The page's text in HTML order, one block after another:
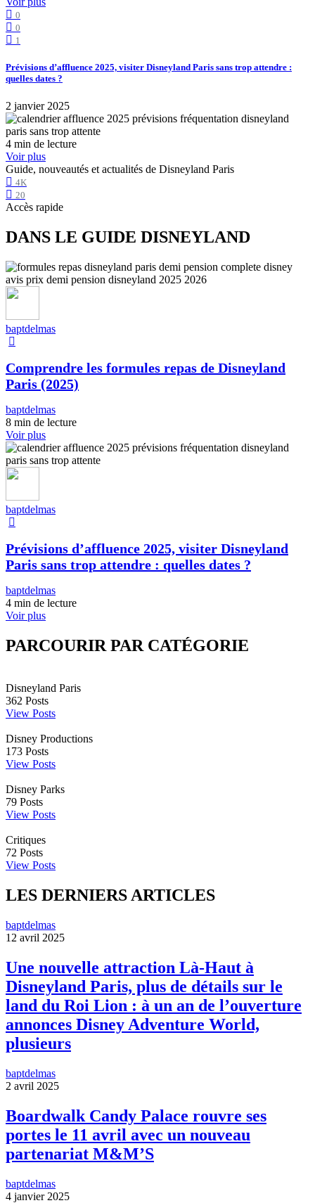
0
0
1
Prévisions d’affluence 2025, visiter Disneyland Paris sans trop attendre :
quelles dates ?
2 janvier 2025
4 min de lecture
Voir plus
Guide, nouveautés et actualités de Disneyland Paris
4K
20
Accès rapide
DANS LE GUIDE DISNEYLAND
baptdelmas
Comprendre les formules repas de Disneyland
Paris (2025)
baptdelmas
8 min de lecture
Voir plus
baptdelmas
Prévisions d’affluence 2025, visiter Disneyland
Paris sans trop attendre : quelles dates ?
baptdelmas
4 min de lecture
Voir plus
PARCOURIR PAR CATÉGORIE
Disneyland Paris
362 Posts
View Posts
Disney Productions
173 Posts
View Posts
Disney Parks
79 Posts
View Posts
Critiques
72 Posts
View Posts
LES DERNIERS ARTICLES
baptdelmas
12 avril 2025
Une nouvelle attraction Là-Haut à
Disneyland Paris, plus de détails sur le
land du Roi Lion : à un an de l’ouverture
annonces Disney Adventure World,
plusieurs
baptdelmas
2 avril 2025
Boardwalk Candy Palace rouvre ses
portes le 11 avril avec un nouveau
partenariat M&M’S
baptdelmas
4 janvier 2025